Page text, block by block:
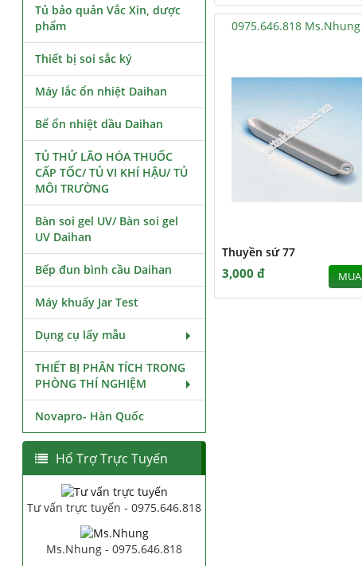
0975.646.818 Ms.Nhung
Thuyền sứ 77
3,000 đ MUA
Tủ bảo quản Vắc Xin, dược
phẩm
Thiết bị soi sắc ký
Máy lắc ổn nhiệt Daihan
Bể ổn nhiệt dầu Daihan
TỦ THỬ LÃO HÓA THUỐC
CẤP TỐC/ TỦ VI KHÍ HẬU/ TỦ
MÔI TRƯỜNG
Bàn soi gel UV/ Bàn soi gel
UV Daihan
Bếp đun bình cầu Daihan
Máy khuấy Jar Test
Dụng cụ lấy mẫu
THIẾT BỊ PHÂN TÍCH TRONG
PHÒNG THÍ NGHIỆM
Novapro- Hàn Quốc
Hổ Trợ Trực Tuyến
Tư vấn trực tuyến - 0975.646.818
Ms.Nhung - 0975.646.818